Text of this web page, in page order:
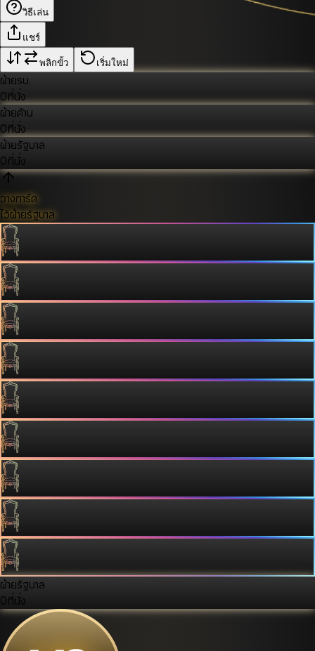
วิธีเล่น
แชร์
พลิกขั้ว เริ่มใหม่
ฝ่ายรบ.
0ที่นั่ง
ฝ่ายค้าน
0ที่นั่ง
ฝ่ายรัฐบาล
0ที่นั่ง
วางการ์ด
ไว้ฝ่ายรัฐบาล
ฝ่ายรัฐบาล
0ที่นั่ง